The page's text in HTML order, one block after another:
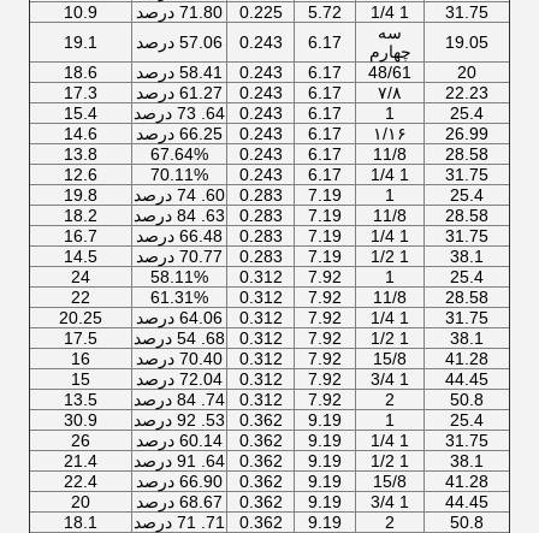
31.75
1 1/4
5.72
0.225 71.80 درصد
10.9
19.05
سه
چهارم
6.17
0.243 57.06 درصد
19.1
20
48/61
6.17
0.243 58.41 درصد
18.6
22.23
۷/۸ 6.17
0.243 61.27 درصد
17.3
25.4
1
6.17
0.243 64. 73 درصد
15.4
26.99
۱/۱۶ 6.17
0.243 66.25 درصد
14.6
28.58
11/8
6.17
0.243
67.64%
13.8
31.75
1 1/4
6.17
0.243
70.11%
12.6
25.4
1
7.19
0.283 60. 74 درصد
19.8
28.58
11/8
7.19
0.283 63. 84 درصد
18.2
31.75
1 1/4
7.19
0.283 66.48 درصد
16.7
38.1
1 1/2
7.19
0.283 70.77 درصد
14.5
25.4
1
7.92
0.312
58.11%
24
28.58
11/8
7.92
0.312
61.31%
22
31.75
1 1/4
7.92
0.312 64.06 درصد
20.25
38.1
1 1/2
7.92
0.312 68. 54 درصد
17.5
41.28
15/8
7.92
0.312 70.40 درصد
16
44.45
1 3/4
7.92
0.312 72.04 درصد
15
50.8
2
7.92
0.312 74. 84 درصد
13.5
25.4
1
9.19
0.362 53. 92 درصد
30.9
31.75
1 1/4
9.19
0.362 60.14 درصد
26
38.1
1 1/2
9.19
0.362 64. 91 درصد
21.4
41.28
15/8
9.19
0.362 66.90 درصد
22.4
44.45
1 3/4
9.19
0.362 68.67 درصد
20
50.8
2
9.19
0.362 71. 71 درصد
18.1